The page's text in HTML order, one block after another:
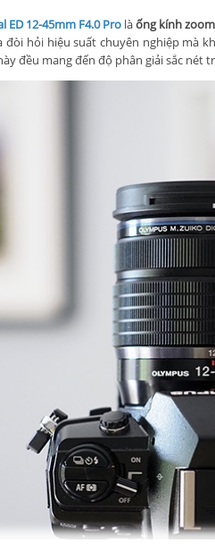
ED 12-45mm F4.0 Pro làống kính
đòi hỏi hiệu suất chuyên nghiệp mà
đều mang đến độ phân giải sắc nét